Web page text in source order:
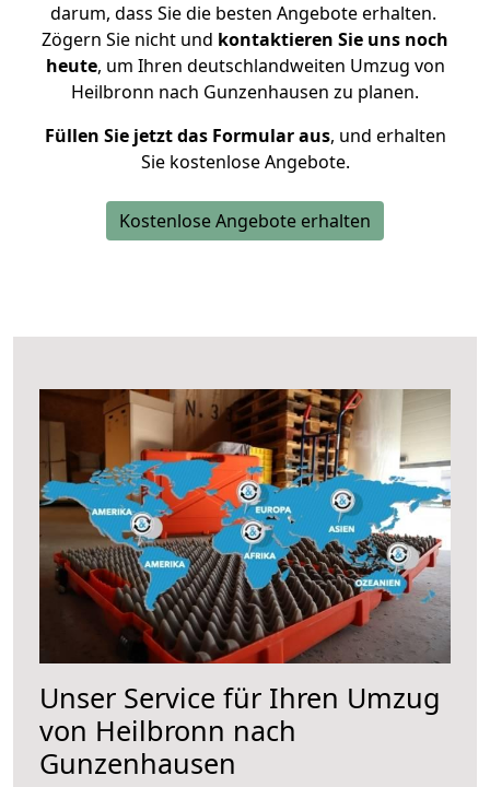
darum, dass Sie die besten Angebote erhalten.
Zögern Sie nicht und kontaktieren Sie uns noch
heute, um Ihren deutschlandweiten Umzug von
Heilbronn nach Gunzenhausen zu planen.
Füllen Sie jetzt das Formular aus, und erhalten
Sie kostenlose Angebote.
Kostenlose Angebote erhalten
Unser Service für Ihren Umzug
von Heilbronn nach
Gunzenhausen